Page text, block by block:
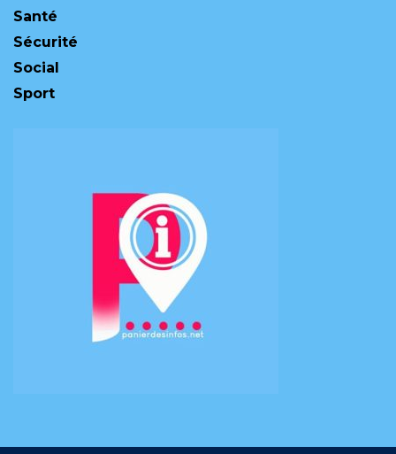
Santé
Sécurité
Social
Sport